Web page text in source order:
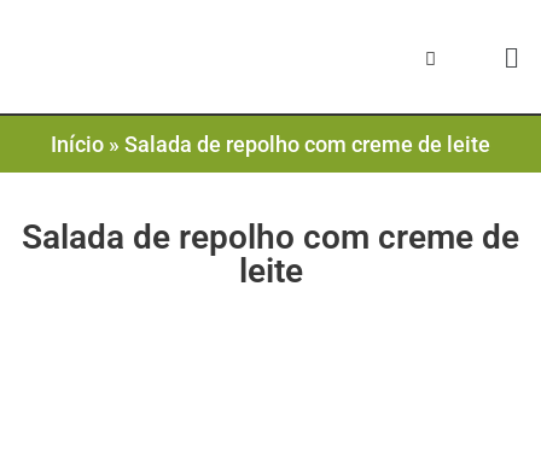
Início » Salada de repolho com creme de leite
Salada de repolho com creme de
leite